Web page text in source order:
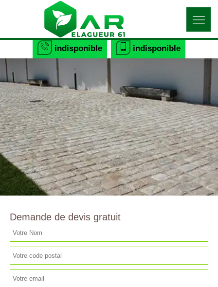
indisponible indisponible
Demande de devis gratuit